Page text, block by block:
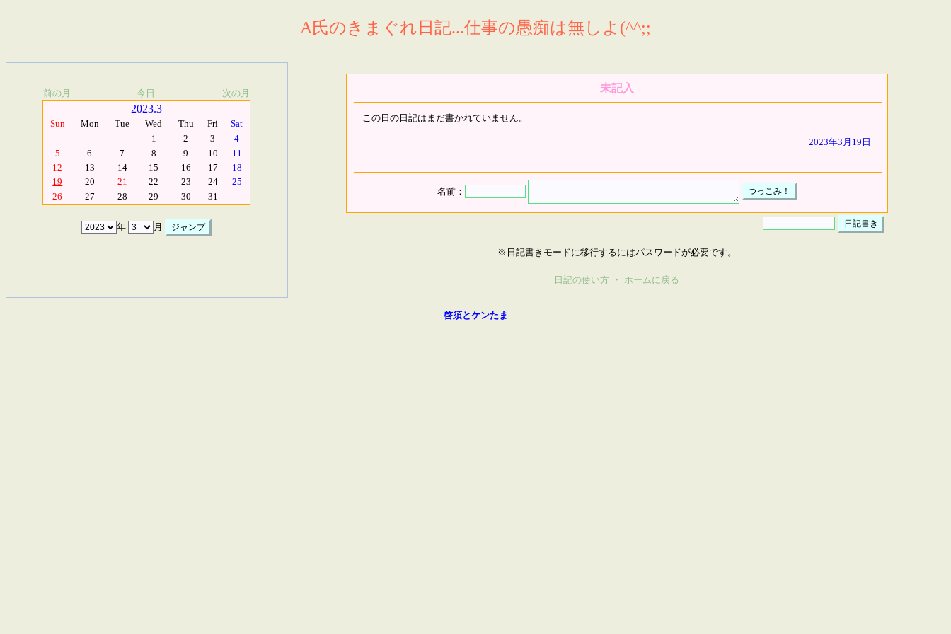
A氏のきまぐれ日記...仕事の愚痴は無しよ(^^;;
前の月 今日 次の月
2023.3
Sun Mon Tue Wed Thu Fri
Sat
1
2 3
4
5
6 7 8 9 10
11
12
13 14 15 16 17
18
19
20 21 22 23 24
25
26
27 28 29 30 31
年 月
未記入
この日の日記はまだ書かれていません。
2023年3月19日
名前：
※日記書きモードに移行するにはパスワードが必要です。
日記の使い方 ・ ホームに戻る
啓須とケンたま